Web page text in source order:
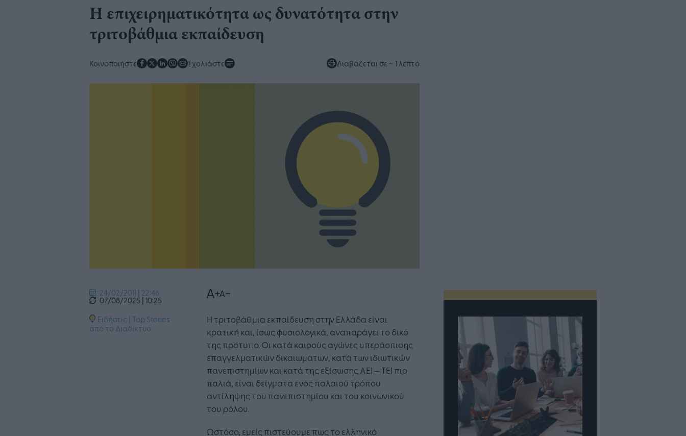
Η επιχειρηματικότητα ως δυνατότητα στην
τριτοβάθμια εκπαίδευση
Κοινοποιήστε Σχολιάστε Διαβάζεται σε ~ 1 λεπτό
24/02/2011 | 22:46
07/08/2025 | 10:25
Ειδήσεις | Top Stories
από το Διαδίκτυο
Η τριτοβάθμια εκπαίδευση στην Ελλάδα είναι
κρατική και, ίσως φυσιολογικά, αναπαράγει το δικό
της πρότυπο. Οι κατά καιρούς αγώνες υπεράσπισης
επαγγελματικών δικαιωμάτων, κατά των ιδιωτικών
πανεπιστημίων και κατά της εξίσωσης ΑΕΙ – ΤΕΙ πιο
παλιά, είναι δείγματα ενός παλαιού τρόπου
αντίληψης του πανεπιστημίου και του κοινωνικού
του ρόλου.
Ωστόσο, εμείς πιστεύουμε πως το ελληνικό